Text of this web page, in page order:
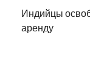
Индийцы
аренду